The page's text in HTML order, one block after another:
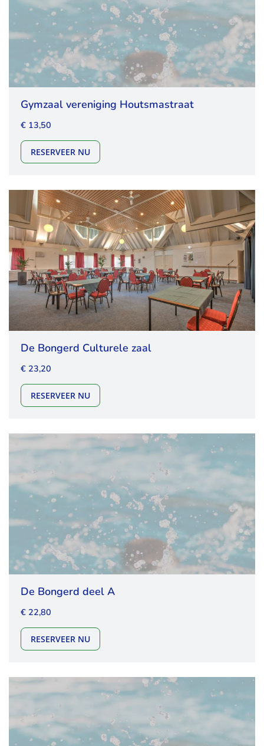
Gymzaal vereniging Houtsmastraat
€ 13,50
RESERVEER NUGYMZAAL VERENIGING HOUTSMASTRAAT
De Bongerd Culturele zaal
€ 23,20
RESERVEER NUDE BONGERD CULTURELE ZAAL
De Bongerd deel A
€ 22,80
RESERVEER NUDE BONGERD DEEL A